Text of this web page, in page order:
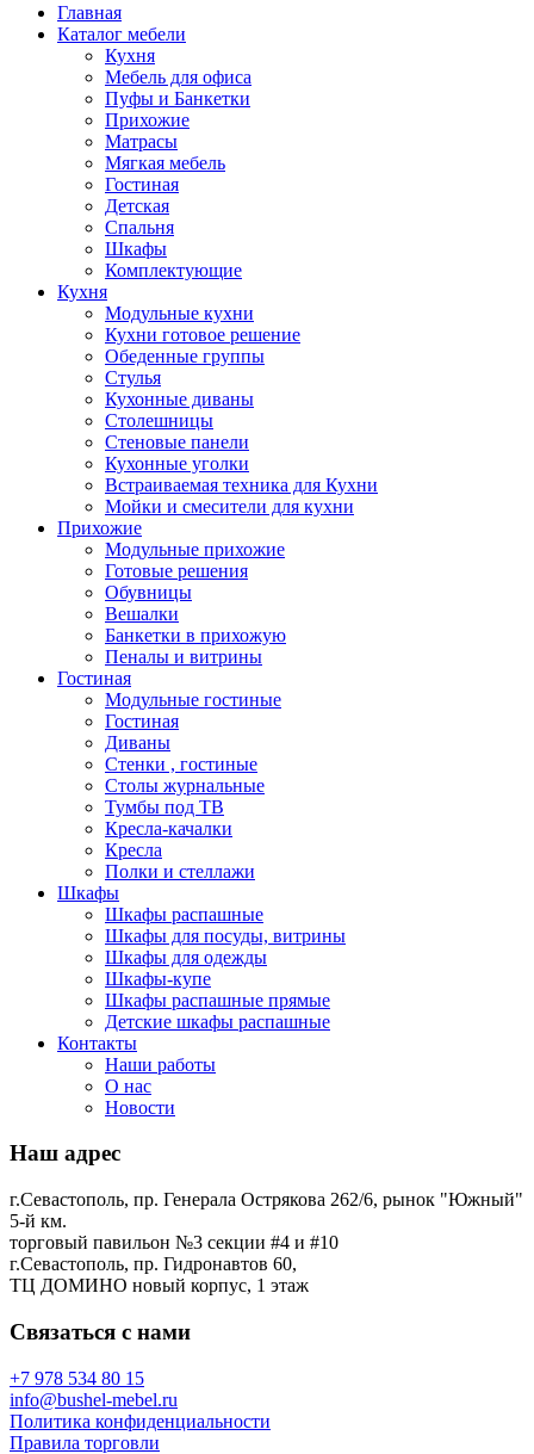
Главная
Каталог мебели
Кухня
Мебель для офиса
Пуфы и Банкетки
Прихожие
Матрасы
Мягкая мебель
Гостиная
Детская
Спальня
Шкафы
Комплектующие
Кухня
Модульные кухни
Кухни готовое решение
Обеденные группы
Стулья
Кухонные диваны
Столешницы
Стеновые панели
Кухонные уголки
Встраиваемая техника для Кухни
Мойки и смесители для кухни
Прихожие
Модульные прихожие
Готовые решения
Обувницы
Вешалки
Банкетки в прихожую
Пеналы и витрины
Гостиная
Модульные гостиные
Гостиная
Диваны
Стенки , гостиные
Столы журнальные
Тумбы под ТВ
Кресла-качалки
Кресла
Полки и стеллажи
Шкафы
Шкафы распашные
Шкафы для посуды, витрины
Шкафы для одежды
Шкафы-купе
Шкафы распашные прямые
Детские шкафы распашные
Контакты
Наши работы
О нас
Новости
Наш адрес
г.Севастополь, пр. Генерала Острякова 262/6, рынок "Южный"
5-й км.
торговый павильон №3 секции #4 и #10
г.Севастополь, пр. Гидронавтов 60,
ТЦ ДОМИНО новый корпус, 1 этаж
Связаться с нами
+7 978 534 80 15
info@bushel-mebel.ru
Политика конфиденциальности
Правила торговли